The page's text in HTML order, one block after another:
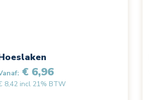
€ 6,96
8,42 incl 21% BTW